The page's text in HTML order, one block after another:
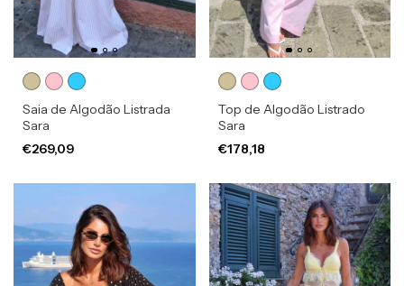
Saia de Algodão Listrada
Sara
€269,09
Top de Algodão Listrado
Sara
€178,18